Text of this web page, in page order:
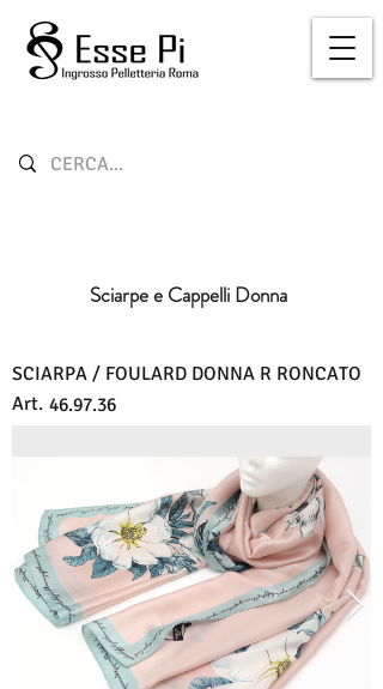
Sciarpe e Cappelli Donna
SCIARPA / FOULARD DONNA R RONCATO
Art. 46.97.36